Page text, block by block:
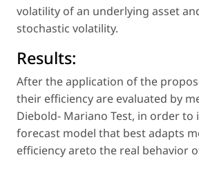
volatility of an underlying asset
stochastic volatility.
Results:
After the application of the
their efficiency are evaluated by
Diebold- Mariano Test, in order to
forecast model that best adapts
efficiency areto the real behavior